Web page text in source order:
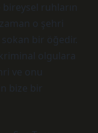
ruhların
o şehri
bir öğedir.
olgulara
ve onu
bize bir